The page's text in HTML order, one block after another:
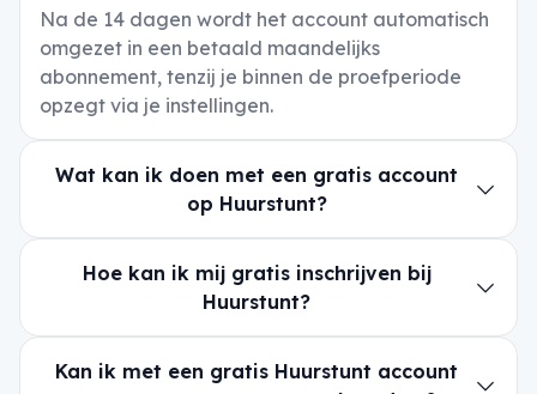
Na de 14 dagen wordt het account automatisch
omgezet in een betaald maandelijks
abonnement, tenzij je binnen de proefperiode
opzegt via je instellingen.
Wat kan ik doen met een gratis account
op Huurstunt?
Hoe kan ik mij gratis inschrijven bij
Huurstunt?
Kan ik met een gratis Huurstunt account